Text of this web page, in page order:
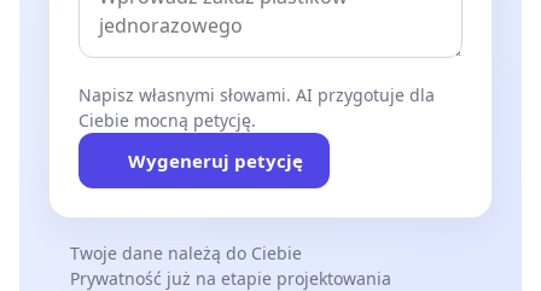
Napisz własnymi słowami. AI przygotuje dla
Ciebie mocną petycję.
Wygeneruj petycję
Twoje dane należą do Ciebie
Prywatność już na etapie projektowania